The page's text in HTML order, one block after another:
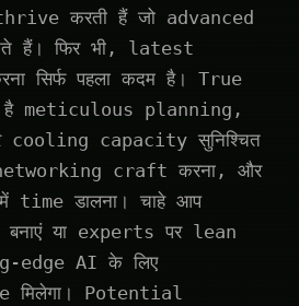
करती हैं जो advanced
हैं। फिर भी, latest
सिर्फ पहला कदम है। True
है meticulous planning,
cooling capacity सुनिश्चित
craft करना, और
time डालना। चाहे आप
बनाएं या experts पर lean
edge AI के लिए
मिलेगा। Potential